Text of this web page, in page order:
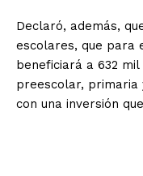
Declaró, además,
escolares, que para
beneficiará a 632
preescolar, primaria
con una inversión